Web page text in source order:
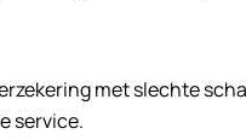
met slechte
service.